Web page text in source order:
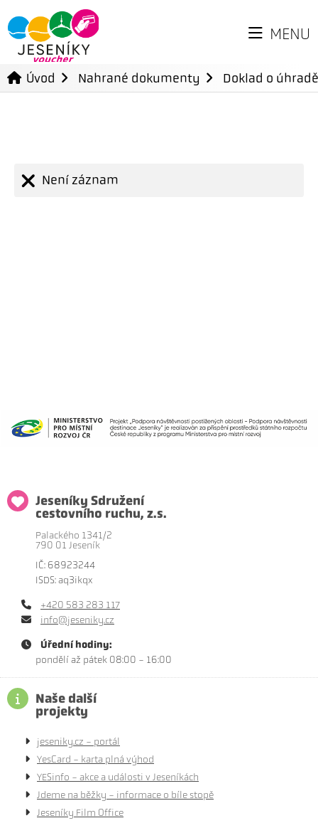
MENU
Úvod Nahrané dokumenty Doklad o
Není záznam
Jeseníky Sdružení
cestovního ruchu, z.s.
Palackého 1341/2
790 01 Jeseník
IČ: 68923244
ISDS: aq3ikqx
+420 583 283 117
info@jeseniky.cz
Úřední hodiny:
pondělí až pátek 08:00 - 16:00
Naše další
projekty
jeseniky.cz - portál
YesCard - karta plná výhod
YESinfo - akce a události v Jeseníkách
Jdeme na běžky - informace o bíle stopě
Jeseníky Film Office